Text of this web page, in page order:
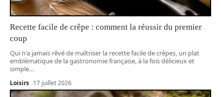
Recette facile de crêpe : comment la réussir du premier
coup
Qui n'a jamais rêvé de maîtriser la recette facile de crêpes, un plat
emblématique de la gastronomie française, à la fois délicieux et
simple…
Loisirs 17 juillet 2026